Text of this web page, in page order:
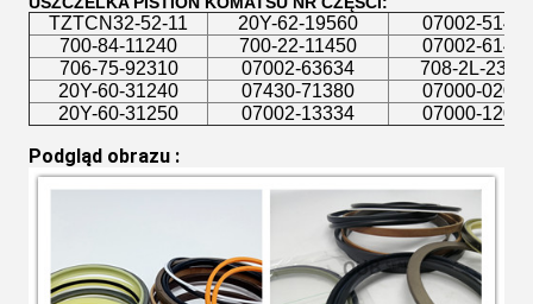
TZTCN32-52-11 20Y-62-19560
07002-
700-84-11240
700-22-11450
07002-
706-75-92310
07002-63634
708-2L-
20Y-60-31240
07430-71380
07000-
20Y-60-31250
07002-13334 07000-
Podgląd obrazu :